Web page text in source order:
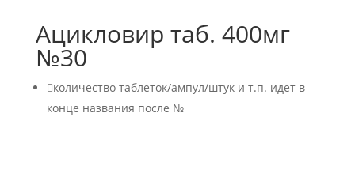
Ацикловир таб. 400мг
№30
количество таблеток/ампул/штук и т.п. идет в
конце названия после №